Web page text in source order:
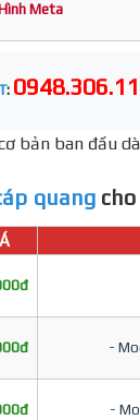
Meta
:
bản ban đầu
quang
-
-